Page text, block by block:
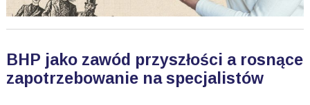
BHP jako zawód przyszłości a rosnące
zapotrzebowanie na specjalistów